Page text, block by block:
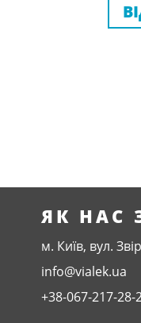
ЯК НАС
м. Київ, вул.
info@vialek.ua
+38-067-217-28-